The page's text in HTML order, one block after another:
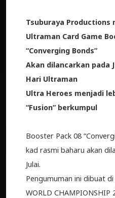
Tsuburaya Productions
Ultraman Card Game
“Converging Bonds”
Akan dilancarkan pada
Hari Ultraman
Ultra Heroes menjadi
“Fusion” berkumpul
Booster Pack 08
kad rasmi baharu akan
Julai.
Pengumuman ini dibuat di
WORLD CHAMPIONSHIP